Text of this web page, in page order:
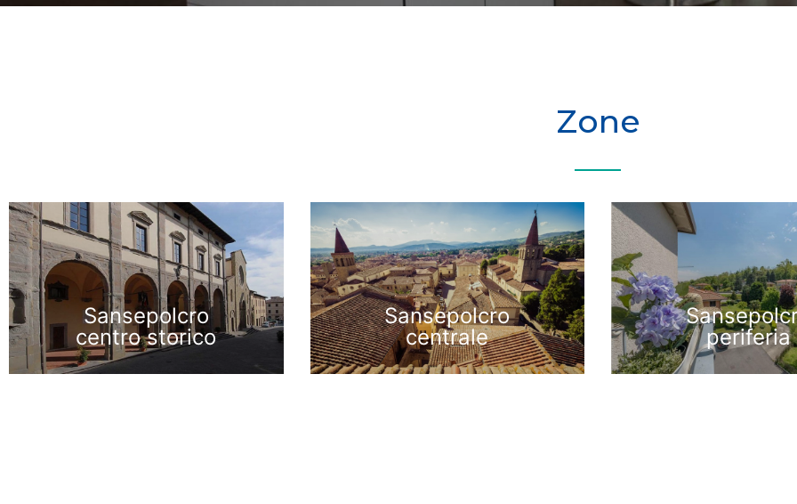
Zone
Sansepolcro
centro storico
Sansepolcro
centrale
periferia